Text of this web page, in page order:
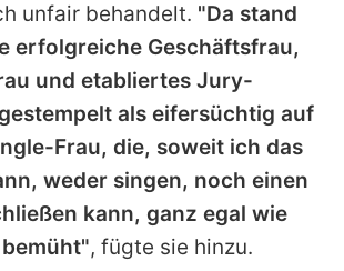
unfair behandelt. "Da stand
erfolgreiche Geschäftsfrau,
und etabliertes Jury-
als eifersüchtig auf
Frau, die, soweit ich das
weder singen, noch einen
kann, ganz egal wie
, fügte sie hinzu.